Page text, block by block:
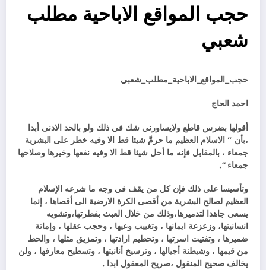
حجب المواقع الاباحية مطلب
شعبي
حجب_المواقع_الاباحية_مطلب_شعبي
احمد الحاج
أقولها بضرس قاطع ولايساورني شك في ذلك ولو بالحد الادنى أبدا
،بأن ” الاسلام العظيم ما حرمَّ شيئا قط الا وفيه خطر على البشرية
جمعاء ، بالمقابل فإنه ما أحل شيئا قط الا وفيه نفعها وخيرها وصلاحها
جمعاء “.
وتأسيسا على ذلك فإن كل من يقف في وجه ما شرعه الإسلام
العظيم لصالح البشرية من أقصى الكرة الارضية الى أقصاها ، إنما
يسعى جاهدا لتدميرها،وذلك من خلال العبث بفطرتها،وتشويه
انسانيتها، وزعزعة ايمانها ، وتغييب وعيها ، وحجب عقلها ، وإماتة
ضميرها ، وتفتيت اسرتها ، وتحطيم ارادتها ، وتمزيق مثلها ، والحط
من قيمها ، وشيطنة أجيالها ، وترسيخ أنانيتها ، وتسطيح معارفها ، ولن
يخالف صحيح المنقول ،صريح المعقول ابدا .